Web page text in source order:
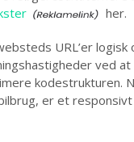
her.
URL’er logisk
ved
kodestrukturen.
er et